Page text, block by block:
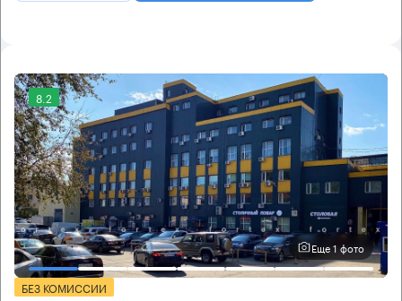
8.2
Еще 1 фото
БЕЗ КОМИССИИ